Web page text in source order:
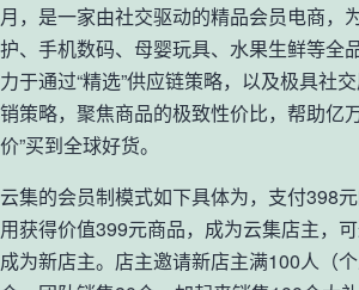
月，是一家由社交驱动的精品会员电商，
护、手机数码、母婴玩具、水果生鲜等全
力于通过“精选”供应链策略，以及极具社
销策略，聚焦商品的极致性价比，帮助亿
价”买到全球好货。
云集的会员制模式如下具体为，支付398
用获得价值399元商品，成为云集店主，
成为新店主。店主邀请新店主满100人（